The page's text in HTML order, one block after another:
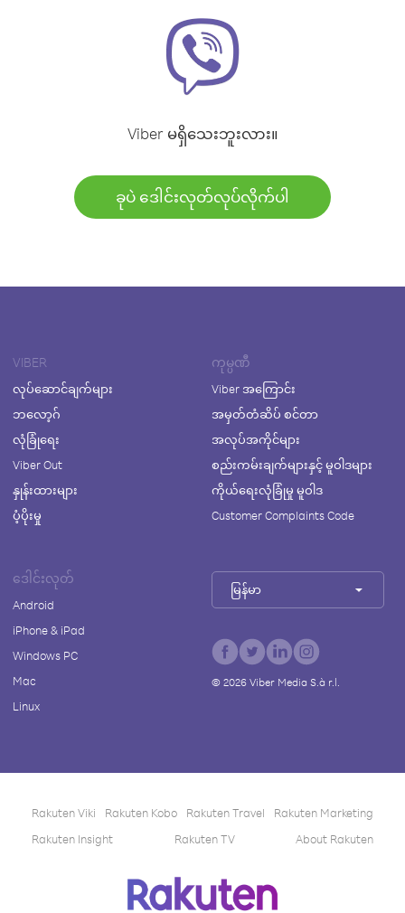
Viber မရှိသေးဘူးလား။
ခုပဲ ဒေါင်းလုတ်လုပ်လိုက်ပါ
VIBER
လုပ်ဆောင်ချက်များ
ဘလော့ဂ်
လုံခြုံရေး
Viber Out
နှုန်းထားများ
ပံ့ပိုးမှု
ကုမ္ပဏီ
Viber အကြောင်း
အမှတ်တံဆိပ် စင်တာ
အလုပ်အကိုင်များ
စည်းကမ်းချက်များနှင့် မူဝါဒများ
ကိုယ်ရေးလုံခြုံမှု မူဝါဒ
Customer Complaints Code
ဒေါင်းလုတ်
Android
iPhone & iPad
Windows PC
Mac
Linux
မြန်မာ
© 2026Viber Media S.à r.l.
Rakuten Viki Rakuten Kobo Rakuten Travel
Rakuten Marketing
Rakuten Insight
Rakuten TV About Rakuten